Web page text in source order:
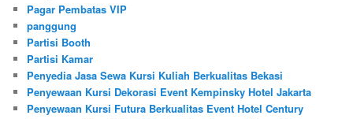
Pagar Pembatas VIP
panggung
Partisi Booth
Partisi Kamar
Penyedia Jasa Sewa Kursi Kuliah Berkualitas Bekasi
Penyewaan Kursi Dekorasi Event Kempinsky Hotel Jakarta
Penyewaan Kursi Futura Berkualitas Event Hotel Century